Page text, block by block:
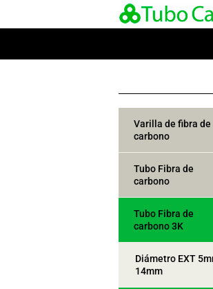
Varilla de fibra de
carbono
Tubo Fibra de
carbono
Tubo Fibra de
carbono 3K
Diámetro EXT
14mm